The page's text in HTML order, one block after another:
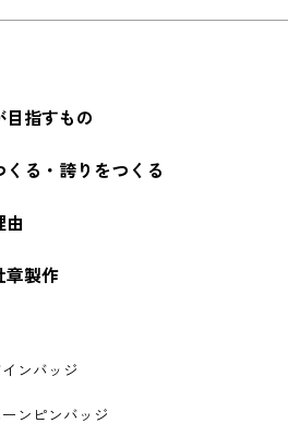
指すもの
くる・誇りをつくる
由
章製作
ンバッジ
ンピンバッジ